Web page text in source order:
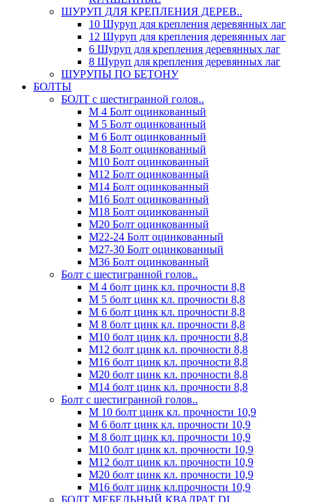
ШУРУП ДЛЯ КРЕПЛЕНИЯ ДЕРЕВ..
10 Шуруп для крепления деревянных лаг
12 Шуруп для крепления деревянных лаг
6 Шуруп для крепления деревянных лаг
8 Шуруп для крепления деревянных лаг
ШУРУПЫ ПО БЕТОНУ
БОЛТЫ
БОЛТ с шестигранной голов..
М 4 Болт оцинкованный
М 5 Болт оцинкованный
М 6 Болт оцинкованный
М 8 Болт оцинкованный
М10 Болт оцинкованный
М12 Болт оцинкованный
М14 Болт оцинкованный
М16 Болт оцинкованный
М18 Болт оцинкованный
М20 Болт оцинкованный
М22-24 Болт оцинкованный
М27-30 Болт оцинкованный
М36 Болт оцинкованный
Болт с шестигранной голов..
М 4 болт цинк кл. прочности 8,8
М 5 болт цинк кл. прочности 8,8
М 6 болт цинк кл. прочности 8,8
М 8 болт цинк кл. прочности 8,8
М10 болт цинк кл. прочности 8,8
М12 болт цинк кл. прочности 8,8
М16 болт цинк кл. прочности 8,8
М20 болт цинк кл. прочности 8,8
М14 болт цинк кл. прочности 8,8
Болт с шестигранной голов..
М 10 болт цинк кл. прочности 10,9
М 6 болт цинк кл. прочности 10,9
М 8 болт цинк кл. прочности 10,9
М10 болт цинк кл. прочности 10,9
М12 болт цинк кл. прочности 10,9
М20 болт цинк кл. прочности 10,9
М16 болт цинк кл.прочности 10,9
БОЛТ МЕБЕЛЬНЫЙ КВАДРАТ DI..